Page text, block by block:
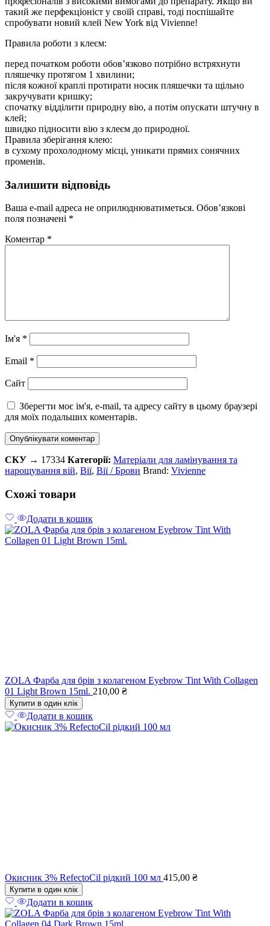
такий же перфекціоніст у своїй справі, тоді поспішайте
спробувати новий клей New York від Vivienne!
Правила роботи з клеєм:
перед початком роботи обов’язково потрібно встряхнути
пляшечку протягом 1 хвилини;
після кожної краплі протирати носик пляшечки та щільно
закручувати кришку;
спочатку відділити природну вію, а потім опускати штучну в
клей;
швидко підносити вію з клеєм до природної.
Правила зберігання клею:
в сухому прохолодному місці, уникати прямих сонячних
променів.
Залишити відповідь
Ваша e-mail адреса не оприлюднюватиметься. Обов’язкові
поля позначені *
Коментар *
Ім'я *
Email *
Сайт
Зберегти моє ім'я, e-mail, та адресу сайту в цьому браузері
для моїх подальших коментарів.
СКУ → 17334 Категорії: Матеріали для ламінування та
нарощування вій, Вії, Вії / Брови Brand: Vivienne
Схожі товари
Додати в кошик
ZOLA Фарба для брів з колагеном Eyebrow Tint With Collagen
01 Light Brown 15ml. 210,00 ₴
Купити в один клік
Додати в кошик
Окисник 3% RefectoCil рідкий 100 мл 415,00 ₴
Купити в один клік
Додати в кошик